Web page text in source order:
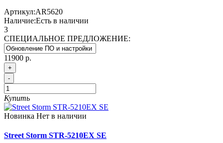
Артикул:AR5620
Наличие:Есть в наличии
3
СПЕЦИАЛЬНОЕ ПРЕДЛОЖЕНИЕ:
11900 р.
+
-
Купить
Новинка Нет в наличии
Street Storm STR-5210EX SE